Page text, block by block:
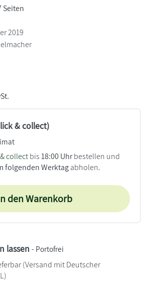
Seiten
2019
& collect)
collect bis18:00 Uhrbestellen und
folgenden Werktagabholen.
den Warenkorb
lassen - Portofrei
(Versand mit Deutscher